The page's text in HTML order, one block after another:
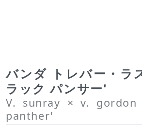
バンダ トレバー・ラ
ラック パンサー'
V. sunray × v. gordon
panther'